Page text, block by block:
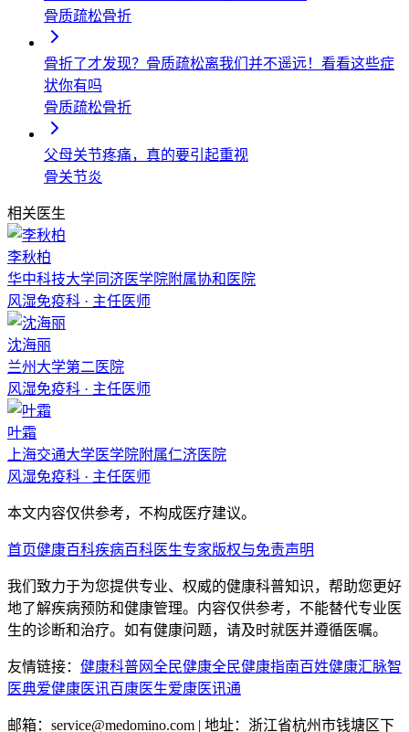
骨质疏松骨折
骨折了才发现？骨质疏松离我们并不遥远！看看这些症
状你有吗
骨质疏松骨折
父母关节疼痛，真的要引起重视
骨关节炎
相关医生
李秋柏
华中科技大学同济医学院附属协和医院
风湿免疫科 · 主任医师
沈海丽
兰州大学第二医院
风湿免疫科 · 主任医师
叶霜
上海交通大学医学院附属仁济医院
风湿免疫科 · 主任医师
本文内容仅供参考，不构成医疗建议。
首页健康百科疾病百科医生专家版权与免责声明
我们致力于为您提供专业、权威的健康科普知识，帮助您更好
地了解疾病预防和健康管理。内容仅供参考，不能替代专业医
生的诊断和治疗。如有健康问题，请及时就医并遵循医嘱。
友情链接： 健康科普网全民健康全民健康指南百姓健康汇脉智
医典爱健康医讯百康医生爱康医讯通
邮箱：service@medomino.com | 地址：浙江省杭州市钱塘区下